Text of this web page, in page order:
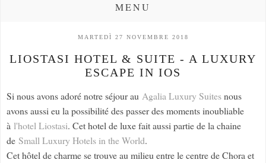
MENU
MARTEDÌ 27 NOVEMBRE 2018
LIOSTASI HOTEL & SUITE - A LUXURY
ESCAPE IN IOS
Si nous avons adoré notre séjour au Agalia Luxury Suitesnous
avons aussi eu la possibilité des passer des moments inoubliable
à l'hotel Liostasi. Cet hotel de luxe fait aussi partie de la chaine
de Small Luxury Hotels in the World.
Cet hôtel de charme se trouve au milieu entre le centre de Chora et